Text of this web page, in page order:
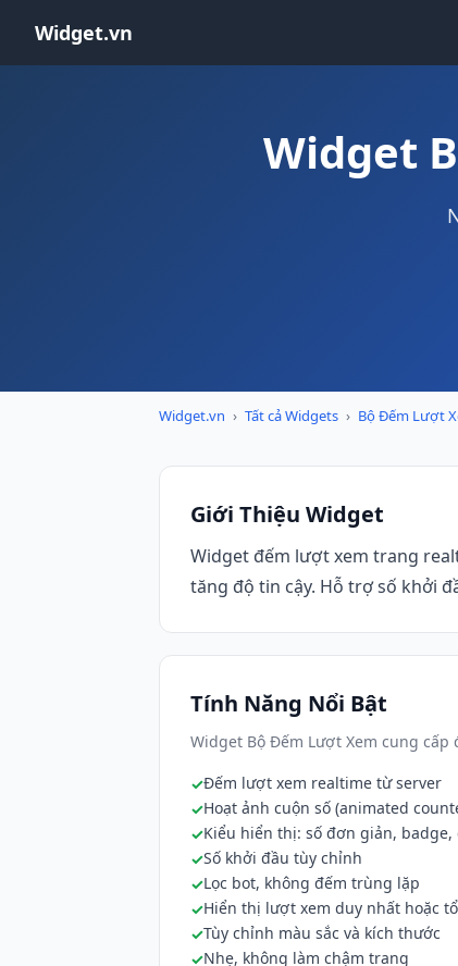
Widget.vn
Widget
Widget.vn › Tất cả Widgets › Bộ Đếm Lượt
Giới Thiệu Widget
Widget đếm lượt xem trang
tăng độ tin cậy. Hỗ trợ số khởi
Tính Năng Nổi Bật
Widget Bộ Đếm Lượt Xem cung
Đếm lượt xem realtime từ server
Hoạt ảnh cuộn số (animated
Kiểu hiển thị: số đơn giản, badge,
Số khởi đầu tùy chỉnh
Lọc bot, không đếm trùng lặp
Hiển thị lượt xem duy nhất hoặc
Tùy chỉnh màu sắc và kích thước
Nhẹ, không làm chậm trang